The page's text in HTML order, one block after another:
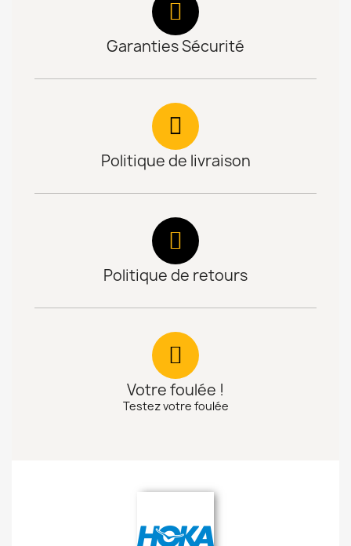
Garanties Sécurité
Politique de livraison
Politique de retours
Votre foulée !
Testez votre foulée